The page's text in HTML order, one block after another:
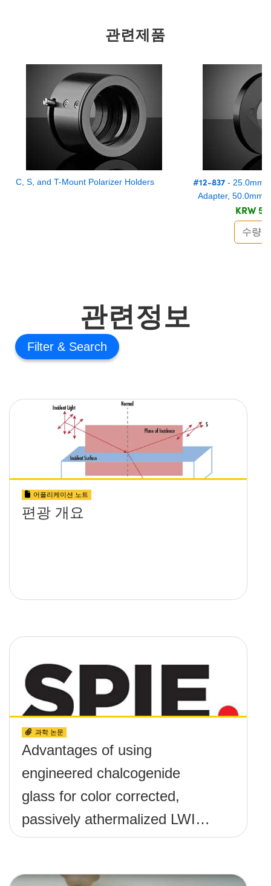
관련제품
C, S, and T-Mount Polarizer Holders #12-837- 25.0mm
Adapter, 50.0mm
KRW
관련정보
Filter
어플리케이션 노트
편광 개요
과학 논문
Advantages of using
engineered chalcogenide
glass for color corrected,
passively athermalized LWIR
imaging systems